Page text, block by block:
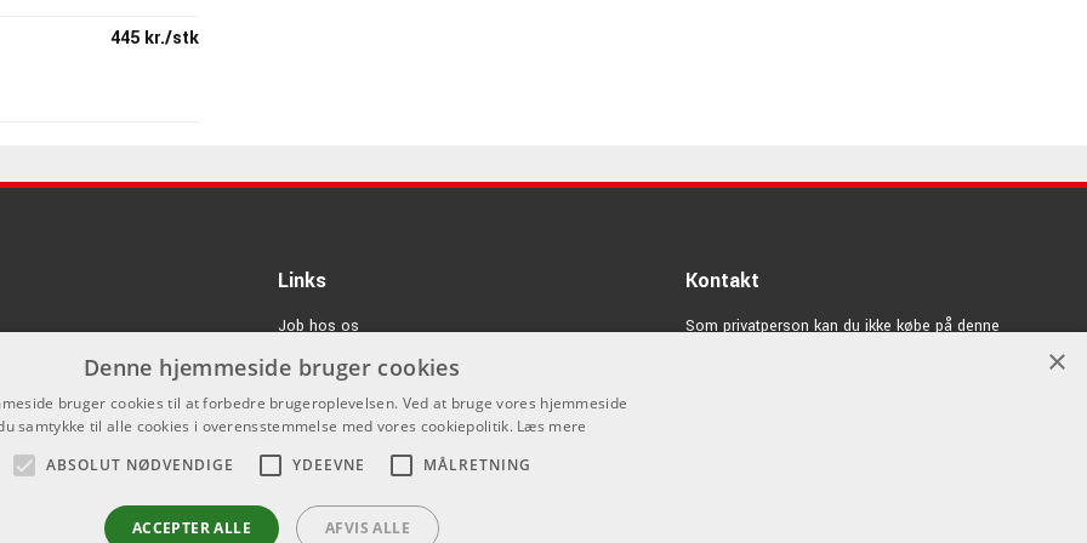
at den gode lyd også kan holde til at blive brugt. Det samme
til mange års hårdt arbejde. Det gør MiniFuse ideel som
445 kr./stk
115 kr./stk
305 kr./stk
Links
Job hos os
Om Os
Agenturer
Log ind
GDPR & Cookies
Kontakt
Som privatperson kan du ikke købe på denne
hjemmeside, alt salg foregår gennem vores forhandlere.
×
Denne hjemmeside bruger cookies
bruger cookies til at forbedre brugeroplevelsen. Ved at bruge vores hjemmeside
samtykke til alle cookies i overensstemmelse med vores cookiepolitik. Læs mere
ABSOLUT NØDVENDIGE
YDEEVNE MÅLRETNING
ACCEPTER ALLE AFVIS ALLE